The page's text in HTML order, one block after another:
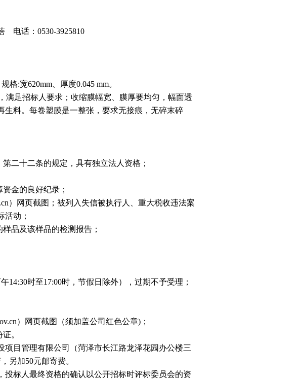
话：0530-3925810
:宽620mm、厚度0.045 mm。
满足招标人要求；收缩膜幅宽、膜厚要均匀，幅面透
料。每卷塑膜是一整张，要求无接痕，无碎末碎
二十二条的规定，具有独立法人资格；
金的良好纪录；
）网页截图；被列入失信被执行人、重大税收违法案
动；
品及该样品的检测报告；
14:30时至17:00时，节假日除外），过期不予受理；
）网页截图（须加盖公司红色公章)；
。
目管理有限公司（菏泽市长江路龙泽花园办公楼三
另加50元邮寄费。
标人最终资格的确认以公开招标时评标委员会的资